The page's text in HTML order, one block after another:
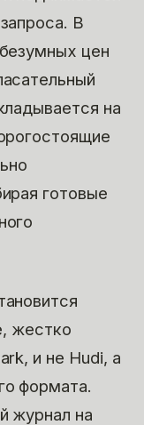
В
цен
на
готовые
жестко
и не Hudi, а
формата.
журнал на